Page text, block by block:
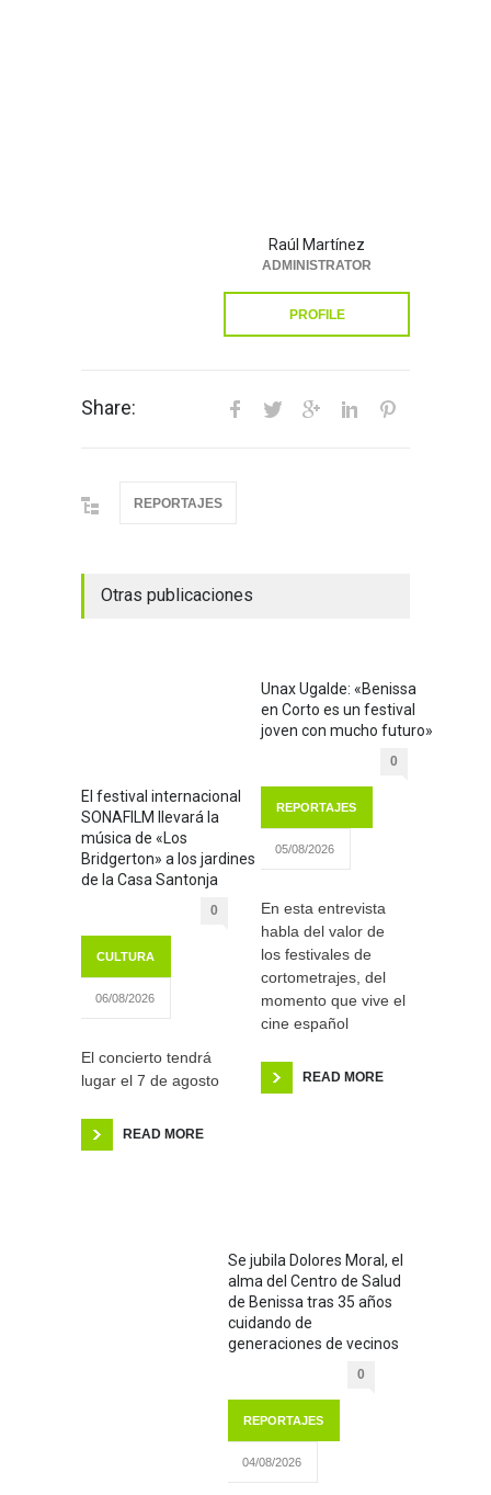
Raúl Martínez
ADMINISTRATOR
PROFILE
Share:
REPORTAJES
Otras publicaciones
El festival internacional
SONAFILM llevará la
música de «Los
Bridgerton» a los jardines
de la Casa Santonja
0
CULTURA
06/08/2026
El concierto tendrá
lugar el 7 de agosto
READ MORE
Unax Ugalde: «Benissa
en Corto es un festival
joven con mucho futuro»
0
REPORTAJES
05/08/2026
En esta entrevista
habla del valor de
los festivales de
cortometrajes, del
momento que vive el
cine español
READ MORE
Se jubila Dolores Moral, el
alma del Centro de Salud
de Benissa tras 35 años
cuidando de
generaciones de vecinos
0
REPORTAJES
04/08/2026